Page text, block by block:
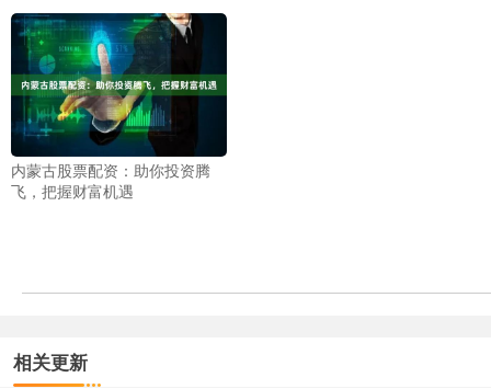
内蒙古股票配资：助你投资腾
飞，把握财富机遇
相关更新